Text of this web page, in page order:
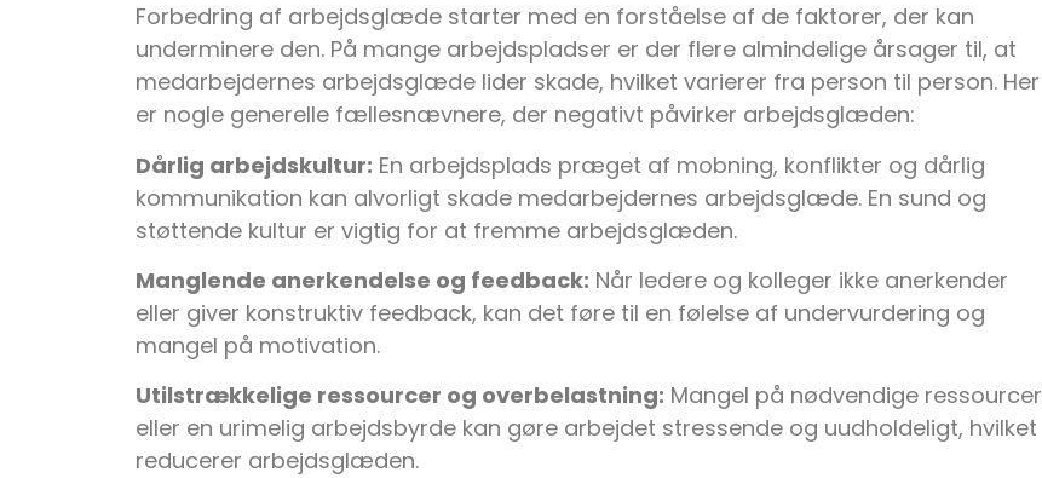
Forbedring af arbejdsglæde starter med en forståelse af de faktorer, der kan
underminere den. På mange arbejdspladser er der flere almindelige årsager til, at
medarbejdernes arbejdsglæde lider skade, hvilket varierer fra person til person. Her
er nogle generelle fællesnævnere, der negativt påvirker arbejdsglæden:
Dårlig arbejdskultur: En arbejdsplads præget af mobning, konflikter og dårlig
kommunikation kan alvorligt skade medarbejdernes arbejdsglæde. En sund og
støttende kultur er vigtig for at fremme arbejdsglæden.
Manglende anerkendelse og feedback: Når ledere og kolleger ikke anerkender
eller giver konstruktiv feedback, kan det føre til en følelse af undervurdering og
mangel på motivation.
Utilstrækkelige ressourcer og overbelastning: Mangel på nødvendige ressourcer
eller en urimelig arbejdsbyrde kan gøre arbejdet stressende og uudholdeligt, hvilket
reducerer arbejdsglæden.